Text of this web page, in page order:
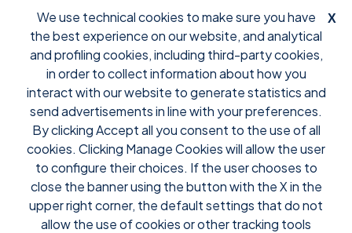
X
We use technical cookies to make sure you have
the best experience on our website, and analytical
and profiling cookies, including third-party cookies,
in order to collect information about how you
interact with our website to generate statistics and
send advertisements in line with your preferences.
By clicking Accept all you consent to the use of all
cookies. Clicking Manage Cookies will allow the user
to configure their choices. If the user chooses to
close the banner using the button with the X in the
upper right corner, the default settings that do not
allow the use of cookies or other tracking tools
Support Tutorial
Avviare Supremo come
Amministratore con un normal
user remoto